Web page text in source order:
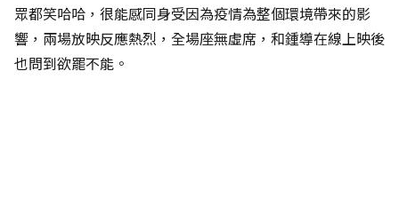
眾都笑哈哈，很能感同身受因為疫情為整個環境帶來的影
響，兩場放映反應熱烈，全場座無虛席，和鍾導在線上映後
也問到欲罷不能。